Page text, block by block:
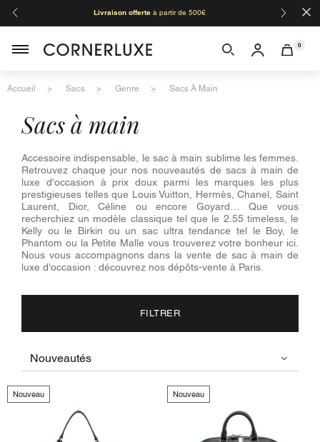
Livraison offerteà partir de 500€ ×
0
Accueil Sacs Genre Sacs À Main
sacs à main
Accessoire indispensable, le sac à main sublime les femmes.
Retrouvez chaque jour nos nouveautés de sacs à main de
luxe d'occasion à prix doux parmi les marques les plus
prestigieuses telles que Louis Vuitton, Hermès, Chanel, Saint
Laurent, Dior, Céline ou encore Goyard… Que vous
recherchiez un modèle classique tel que le 2.55 timeless, le
Kelly ou le Birkin ou un sac ultra tendance tel le Boy, le
Phantom ou la Petite Malle vous trouverez votre bonheur ici.
Nous vous accompagnons dans la vente de sac à main de
luxe d'occasion : découvrez nos dépôts-vente à Paris.
FILTRER
Nouveau Nouveau